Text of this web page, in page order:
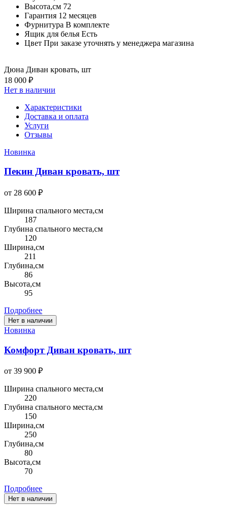
Высота,см 72
Гарантия 12 месяцев
Фурнитура В комплекте
Ящик для белья Есть
Цвет При заказе уточнять у менеджера магазина
Дюна Диван кровать, шт
18 000 ₽
Нет в наличии
Характеристики
Доставка и оплата
Услуги
Отзывы
Новинка
Пекин Диван кровать, шт
от 28 600 ₽
Ширина спального места,см
187
Глубина спального места,см
120
Ширина,см
211
Глубина,см
86
Высота,см
95
Подробнее
Нет в наличии
Новинка
Комфорт Диван кровать, шт
от 39 900 ₽
Ширина спального места,см
220
Глубина спального места,см
150
Ширина,см
250
Глубина,см
80
Высота,см
70
Подробнее
Нет в наличии